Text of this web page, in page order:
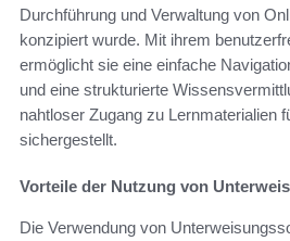
Durchführung und Verwaltung von
konzipiert wurde. Mit ihrem
ermöglicht sie eine einfache
und eine strukturierte
nahtloser Zugang zu Lernmaterialien
sichergestellt.
Vorteile der Nutzung von
Die Verwendung von